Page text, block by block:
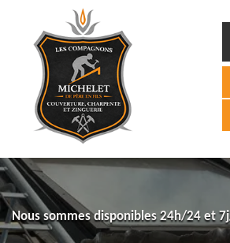
Nous sommes disponibles 24h/24 et